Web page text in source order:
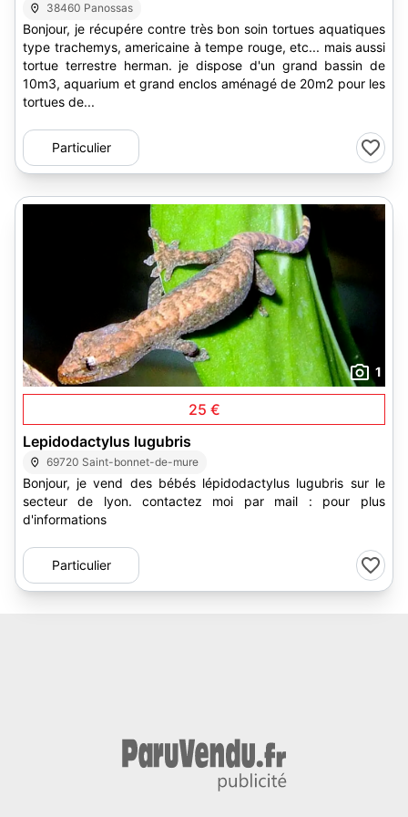
38460 Panossas
Bonjour, je récupére contre très bon soin tortues aquatiques
type trachemys, americaine à tempe rouge, etc... mais aussi
tortue terrestre herman. je dispose d'un grand bassin de
10m3, aquarium et grand enclos aménagé de 20m2 pour les
tortues de...
Particulier
1
25 €
Lepidodactylus lugubris
69720 Saint-bonnet-de-mure
Bonjour, je vend des bébés lépidodactylus lugubris sur le
secteur de lyon. contactez moi par mail : pour plus
d'informations
Particulier